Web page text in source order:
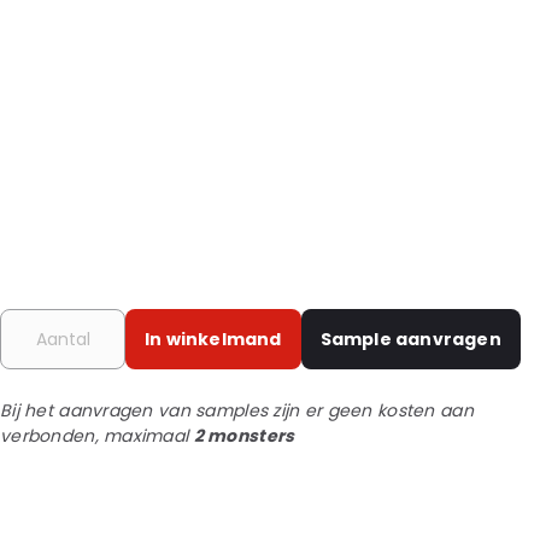
In winkelmand Sample aanvragen
Bij het aanvragen van samples zijn er geen kosten aan
verbonden, maximaal2 monsters